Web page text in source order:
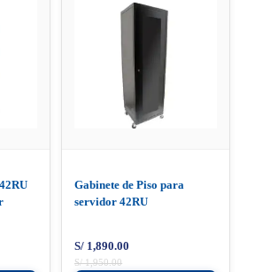
Gabinete de Piso para
servidor 42RU
S/1,950.00
S/ 1,890.00